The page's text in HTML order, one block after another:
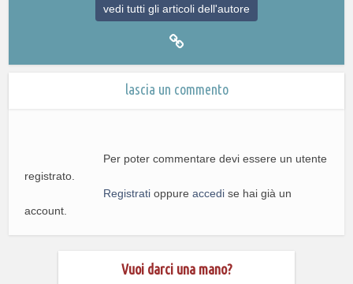
vedi tutti gli articoli dell'autore
lascia un commento
Per poter commentare devi essere un utente
registrato.
Registrati oppureaccedi se hai già un
account.
Vuoi darci una mano?